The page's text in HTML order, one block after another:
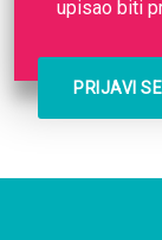
upisao biti